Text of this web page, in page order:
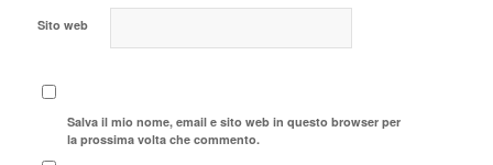
Sito web
Salva il mio nome, email e sito web in questo browser per
la prossima volta che commento.